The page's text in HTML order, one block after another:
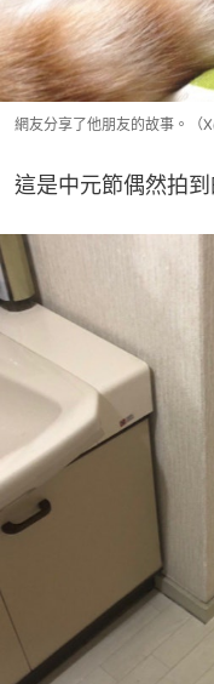
網友分享了他朋友的故事。（
這是中元節偶然拍